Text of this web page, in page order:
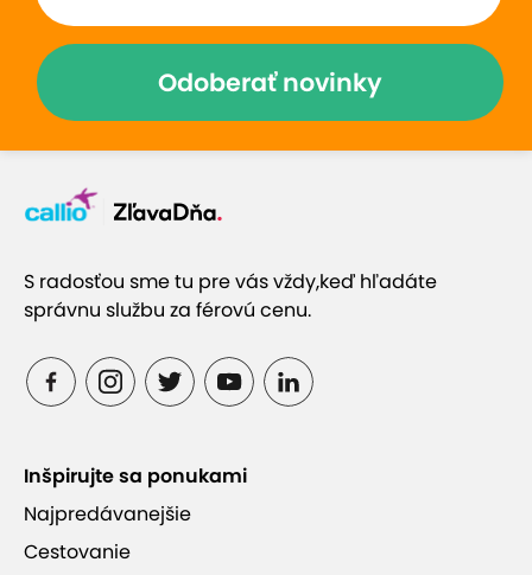
Prečo si vybrať túto ponuku
Blízko lyžiarskeho strediska Vrátna Malá Fatra a
Penzión je ideálny pre rodiny s deťmi a kolektívy
Možnosť dokúpenia raňajok
Fínska sauna so soľnou hmlou
Odoberať novinky
S radosťou sme tu pre vás vždy,keď hľadáte
správnu službu za férovú cenu.
Inšpirujte sa ponukami
Najpredávanejšie
Cestovanie